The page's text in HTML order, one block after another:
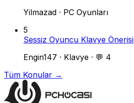
Yilmazad · PC Oyunları
5
Sessiz Oyuncu Klavye Önerisi
Engin147 · Klavye · 💬 4
Tüm Konular →